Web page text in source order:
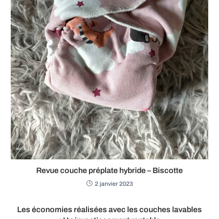
Revue couche préplate hybride – Biscotte
2 janvier 2023
Les économies réalisées avec les couches lavables